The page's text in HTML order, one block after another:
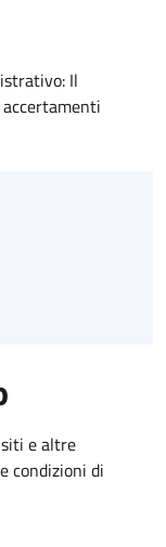
Il
e altre
condizioni di